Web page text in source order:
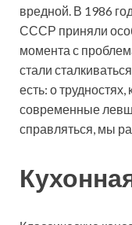
вредной. В 1986
СССР приняли
момента с
стали
есть: о
современные
справляться, мы